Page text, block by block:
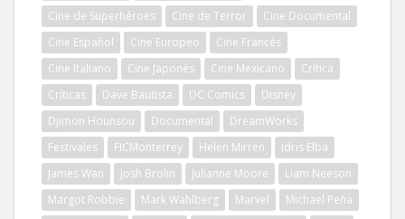
Cine de Superhéroes
Cine de Terror
Cine Documental
Cine Español
Cine Europeo
Cine Francés
Cine Italiano
Cine Japonés Cine Mexicano
Crítica
Críticas
Dave Bautista DC Comics
Disney
Djimon Hounsou
Documental
DreamWorks
Festivales
FICMonterrey Helen Mirren
Idris Elba
James Wan
Josh Brolin Julianne Moore
Liam Neeson
Margot Robbie
Mark Wahlberg Marvel
Michael Peña